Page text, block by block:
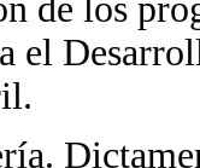
de los
el